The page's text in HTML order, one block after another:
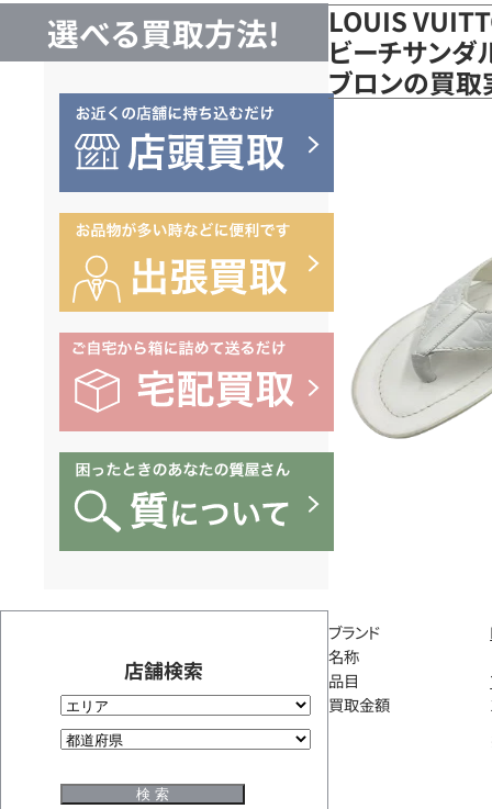
選べる買取方法!
店舗検索
LOUIS
ビーチサンダ
ブロンの買取
ブランド
名称
品目
買取金額